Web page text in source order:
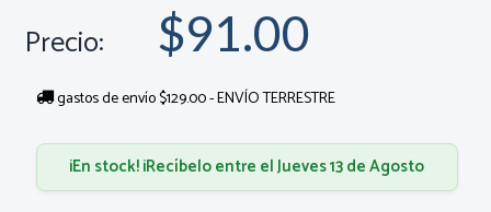
Precio: $91.00
gastos de envío $129.00 - ENVÍO TERRESTRE
¡En stock! ¡Recíbelo entre el Jueves 13 de Agosto